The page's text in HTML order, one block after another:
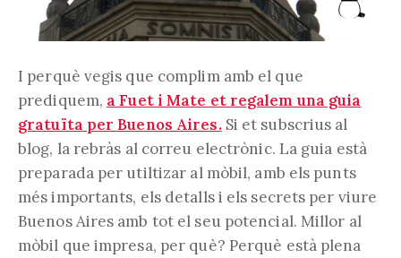
I perquè vegis que complim amb el que
prediquem, a Fuet i Mate et regalem una guia
gratuïta per Buenos Aires.Si et subscrius al
blog, la rebràs al correu electrònic. La guia està
preparada per utiltizar al mòbil, amb els punts
més importants, els detalls i els secrets per viure
Buenos Aires amb tot el seu potencial. Millor al
mòbil que impresa, per què? Perquè està plena